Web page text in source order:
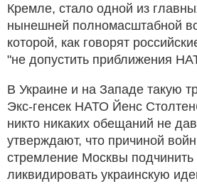
Кремле, стало одной из
нынешней полномасштабной
которой, как говорят
"не допустить приближения
В Украине и на Западе такую
Экс-генсек НАТО Йенс
никто никаких обещаний не
утверждают, что причиной
стремление Москвы подчинить
ликвидировать украинскую